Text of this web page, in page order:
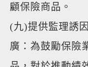
顧保險商品。
(九)提供監理誘
廣：為鼓勵保險